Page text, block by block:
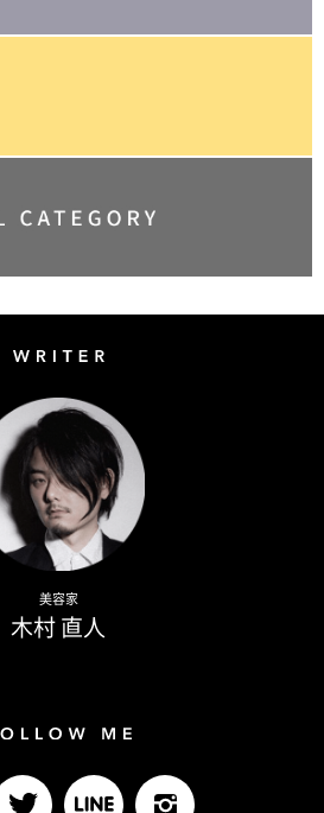
美容家
木村 直人